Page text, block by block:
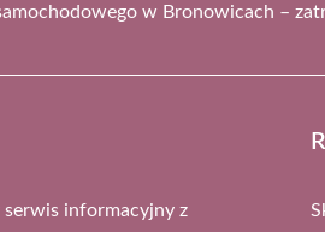
w Bronowicach –
informacyjny z